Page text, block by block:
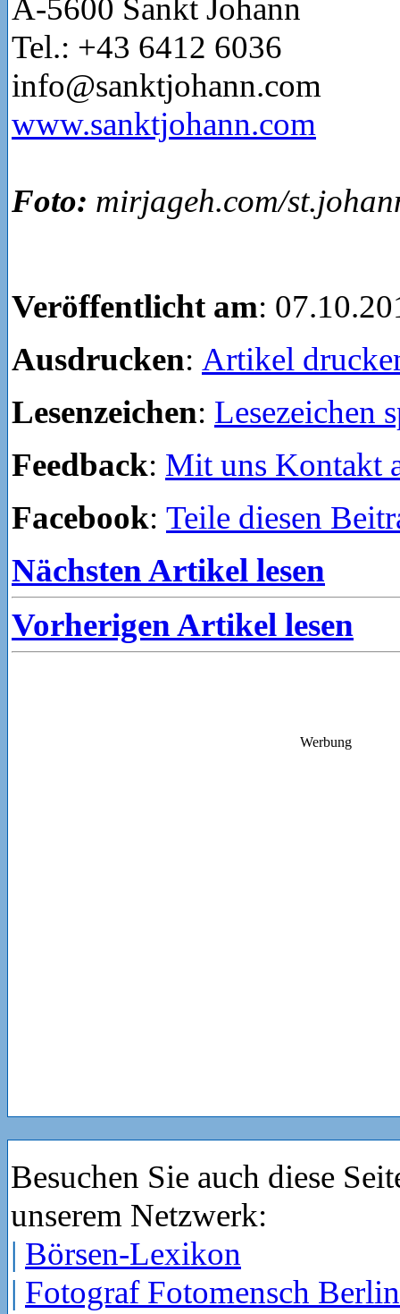
A-5600 Sankt Johann
Tel.: +43 6412 6036
info@sanktjohann.com
www.sanktjohann.com
Foto: mirjageh.com/
Veröffentlicht am:
Ausdrucken: Artikel
Lesenzeichen: Lesezeichen
Feedback: Mit uns Kontakt
Facebook: Teile diesen
Nächsten Artikel lesen
Vorherigen Artikel lesen
Werbung
Besuchen Sie auch diese
unserem Netzwerk:
| Börsen-Lexikon
| Fotograf Fotomensch Berlin